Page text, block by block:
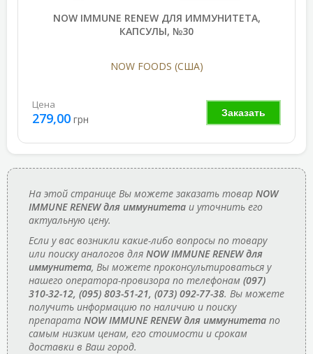
NOW IMMUNE RENEW ДЛЯ ИММУНИТЕТА,
КАПСУЛЫ, №30
NOW FOODS (США)
Заказать
Цена
279,00 грн
На этой странице Вы можете заказать товар NOW
IMMUNE RENEW для иммунитета и уточнить его
актуальную цену.
Если у вас возникли какие-либо вопросы по товару
или поиску аналогов для NOW IMMUNE RENEW для
иммунитета, Вы можете проконсультироваться у
нашего оператора-провизора по телефонам (097)
310-32-12, (095) 803-51-21, (073) 092-77-38. Вы можете
получить информацию по наличию и поиску
препарата NOW IMMUNE RENEW для иммунитета по
самым низким ценам, его стоимости и срокам
доставки в Ваш город.